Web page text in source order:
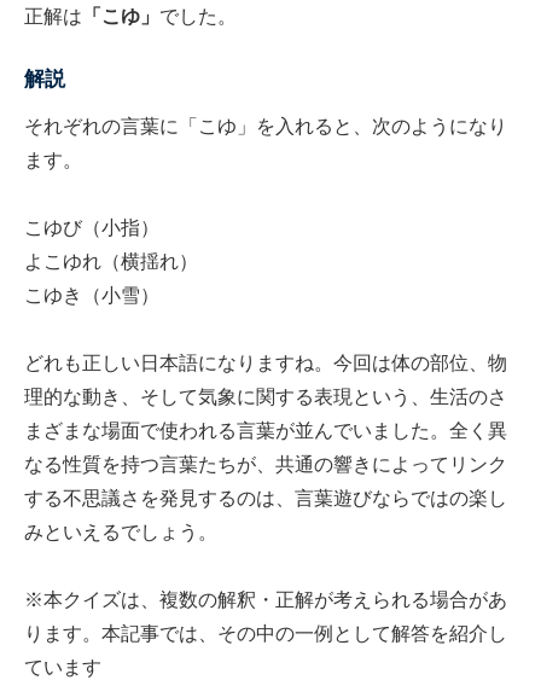
正解は 「こゆ」 でした。
解説
それぞれの言葉に「こゆ」を入れると、次のようになり
ます。
こゆび（小指）
よこゆれ（横揺れ）
こゆき（小雪）
どれも正しい日本語になりますね。今回は体の部位、物
理的な動き、そして気象に関する表現という、生活のさ
まざまな場面で使われる言葉が並んでいました。全く異
なる性質を持つ言葉たちが、共通の響きによってリンク
する不思議さを発見するのは、言葉遊びならではの楽し
みといえるでしょう。
※本クイズは、複数の解釈・正解が考えられる場合があ
ります。本記事では、その中の一例として解答を紹介し
ています